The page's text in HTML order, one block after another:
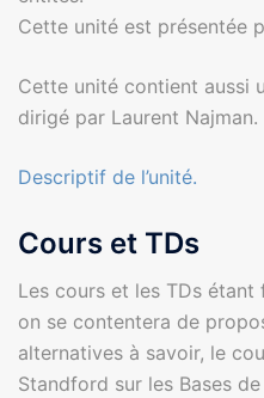
Cette unité est présentée
Cette unité contient aussi
dirigé par Laurent Najman.
Descriptif de l’unité.
Cours et TDs
Les cours et les TDs
on se contentera de
alternatives à savoir, le
Standford sur les Bases